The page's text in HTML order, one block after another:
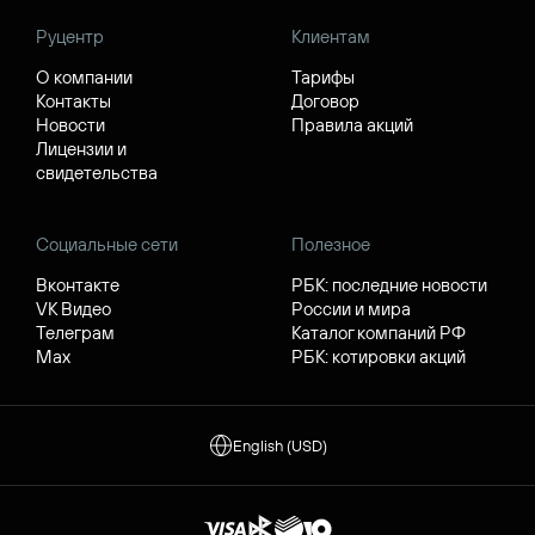
Руцентр
О компании
Контакты
Новости
Лицензии и
свидетельства
Клиентам
Тарифы
Договор
Правила акций
Социальные сети
Вконтакте
VK Видео
Телеграм
Max
Полезное
РБК: последние новости
России и мира
Каталог компаний РФ
РБК: котировки акций
English (USD)